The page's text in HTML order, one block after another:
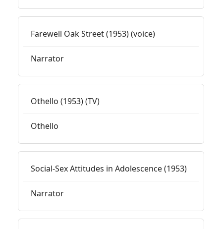
Farewell Oak Street (1953) (voice)
Narrator
Othello (1953) (TV)
Othello
Social-Sex Attitudes in Adolescence (1953)
Narrator